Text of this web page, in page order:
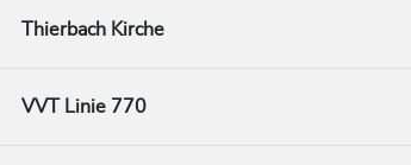
Thierbach Kirche
VVT Linie 770